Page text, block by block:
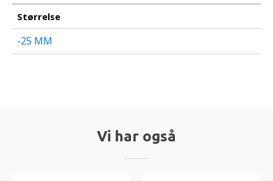
Størrelse
-25 MM
Vi har også